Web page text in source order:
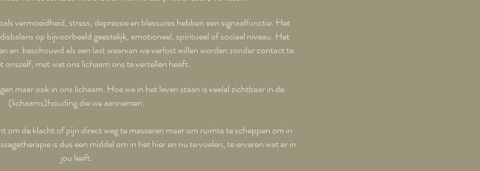
vermoeidheid, stress, depressie en blessures hebben een signaalfunctie. Het
op bijvoorbeeld geestelijk, emotioneel, spiritueel of sociaal niveau. Het
en beschouwd als een last waarvan we verlost willen worden zonder contact te
onszelf, met wat ons lichaam ons te vertellen heeft.
maar ook in ons lichaam. Hoe we in het leven staan is veelal zichtbaar in de
(lichaams)houding die we aannemen.
om de klacht of pijn direct weg te masseren maar om ruimte te scheppen om in
is dus een middel om in het hier en nu te voelen, te ervaren wat er in
jou leeft.